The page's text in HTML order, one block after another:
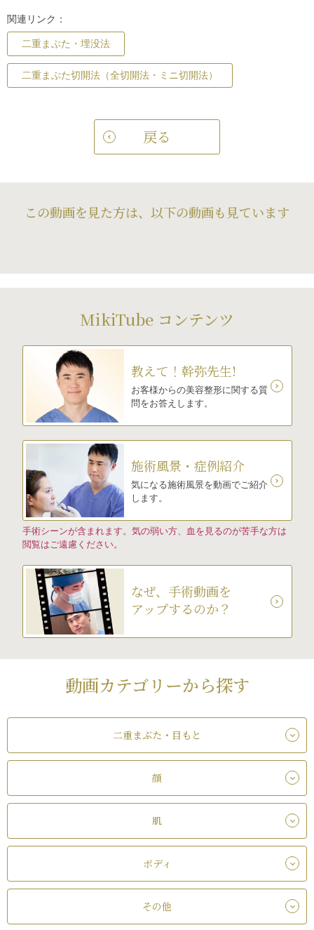
関連リンク：
二重まぶた・埋没法
二重まぶた切開法（全切開法・ミニ切開法）
戻る
この動画を見た方は、以下の動画も見ています
MikiTube コンテンツ
教えて！幹弥先生!
お客様からの美容整形に関する質
問をお答えします。
施術風景・症例紹介
気になる施術風景を動画でご紹介
します。
手術シーンが含まれます。気の弱い方、血を見るのが苦手な方は
閲覧はご遠慮ください。
なぜ、手術動画を
アップするのか？
動画カテゴリーから探す
二重まぶた・目もと
顔
肌
ボディ
その他